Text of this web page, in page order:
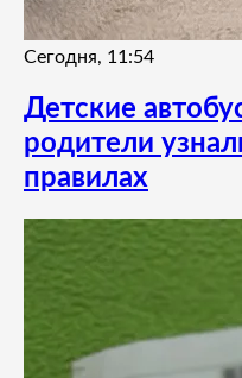
Сегодня, 11:54
Детские
родители
правилах